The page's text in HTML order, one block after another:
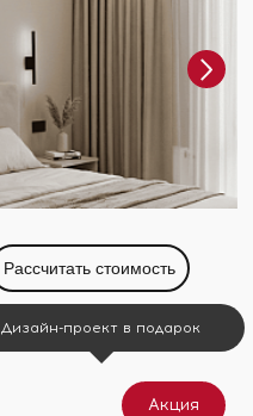
Рассчитать стоимость
Акция
Дизайн-проект в подарок